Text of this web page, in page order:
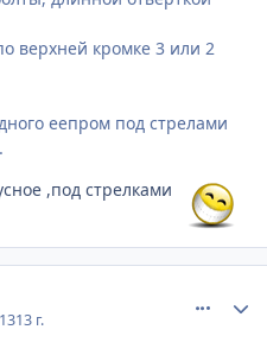
верхней кромке 3 или 2
еепром под стрелами
,под стрелками
13 г.